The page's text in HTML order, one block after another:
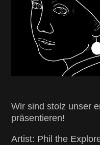
Wir sind stolz unser
präsentieren!
Artist: Phil the